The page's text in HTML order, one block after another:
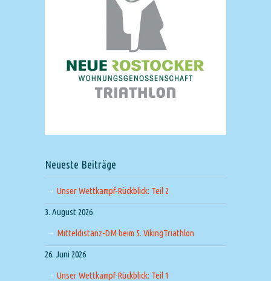
Neueste Beiträge
Unser Wettkampf-Rückblick: Teil 2
3. August 2026
Mitteldistanz-DM beim 5. VikingTriathlon
26. Juni 2026
Unser Wettkampf-Rückblick: Teil 1